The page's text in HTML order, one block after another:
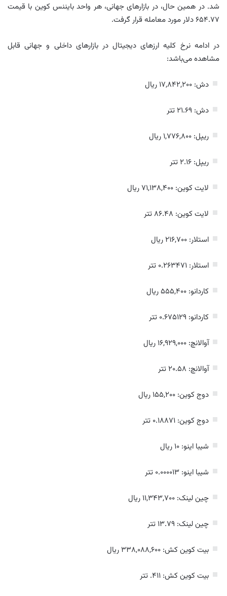
شد. در همین حال، در بازار‌های جهانی، هر واحد بایننس کوین با قیمت
۶۵۴.۷۷ دلار مورد معامله قرار گرفت.
در ادامه نرخ کلیه ارز‌های دیجیتال در بازار‌های داخلی و جهانی قابل
مشاهده می‌باشد:
دش: ۱۷,۸۴۲,۲۰۰ ریال
دش: ۲۱.۶۹ تتر
ریپل: ۱,۷۷۶,۸۰۰ ریال
ریپل: ۲.۱۶ تتر
لایت کوین: ۷۱,۱۳۸,۴۰۰ ریال
لایت کوین: ۸۶.۴۸ تتر
استلار: ۲۱۶,۷۰۰ ریال
استلار: ۰.۲۶۳۴۷۱ تتر
کاردانو: ۵۵۵,۴۰۰ ریال
کاردانو: ۰.۶۷۵۱۲۹ تتر
آوالانچ: ۱۶,۹۲۹,۰۰۰ ریال
آوالانچ: ۲۰.۵۸ تتر
دوج کوین: ۱۵۵,۲۰۰ ریال
دوج کوین: ۰.۱۸۸۷۱ تتر
شیبا اینو: ۱۰ ریال
شیبا اینو: ۰.۰۰۰۰۱۳ تتر
چین لینک: ۱۱,۳۴۳,۷۰۰ ریال
چین لینک: ۱۳.۷۹ تتر
بیت کوین کش: ۳۳۸,۰۸۸,۶۰۰ ریال
بیت کوین کش: ۴۱۱. تتر